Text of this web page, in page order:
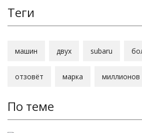
Теги
машин двух subaru
отзовёт марка миллионов
По теме